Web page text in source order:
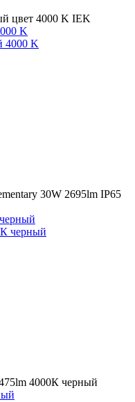
цвет 4000 K IEK
K
30W 2695lm IP65
4000К черный